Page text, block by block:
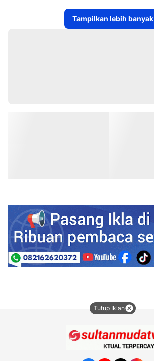
Tampilkan lebih banyak
Tutup Iklan